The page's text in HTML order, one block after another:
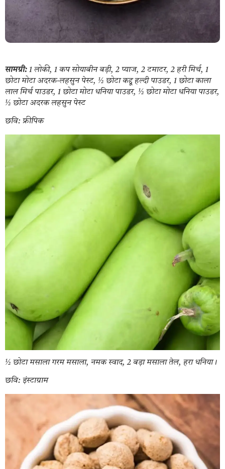
सामग्री: 1 लोकी, 1 कप सोयाबीन बड़ी, 2 प्याज, 2 टमाटर, 2 हरी मिर्च, 1
छोटा मोटा अदरक-लहसुन पेस्ट, ½ छोटा कद्दू हल्दी पाउडर, 1 छोटा काला
लाल मिर्च पाउडर, 1 छोटा मोटा धनिया पाउडर, ½ छोटा मोटा धनिया पाउडर,
½ छोटा अदरक लहसुन पेस्ट
छवि: फ्रीपिक
½ छोटा मसाला गरम मसाला, नमक स्वाद, 2 बड़ा मसाला तेल, हरा धनिया।
छवि: इंस्टाग्राम